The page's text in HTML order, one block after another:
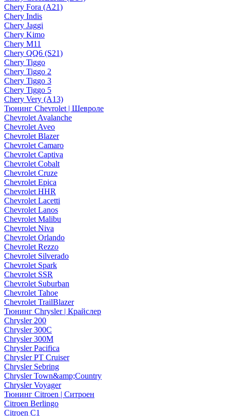
Chery Fora (A21)
Chery Indis
Chery Jaggi
Chery Kimo
Chery M11
Chery QQ6 (S21)
Chery Tiggo
Chery Tiggo 2
Chery Tiggo 3
Chery Tiggo 5
Chery Very (A13)
Тюнинг Chevrolet | Шевроле
Chevrolet Avalanche
Chevrolet Aveo
Chevrolet Blazer
Chevrolet Camaro
Chevrolet Captiva
Chevrolet Cobalt
Chevrolet Cruze
Chevrolet Epica
Chevrolet HHR
Chevrolet Lacetti
Chevrolet Lanos
Chevrolet Malibu
Chevrolet Niva
Chevrolet Orlando
Chevrolet Rezzo
Chevrolet Silverado
Chevrolet Spark
Chevrolet SSR
Chevrolet Suburban
Chevrolet Tahoe
Chevrolet TrailBlazer
Тюнинг Chrysler | Крайслер
Chrysler 200
Chrysler 300C
Chrysler 300M
Chrysler Pacifica
Chrysler PT Cruiser
Chrysler Sebring
Chrysler Town&amp;Country
Chrysler Voyager
Тюнинг Citroen | Ситроен
Citroen Berlingo
Citroen C1